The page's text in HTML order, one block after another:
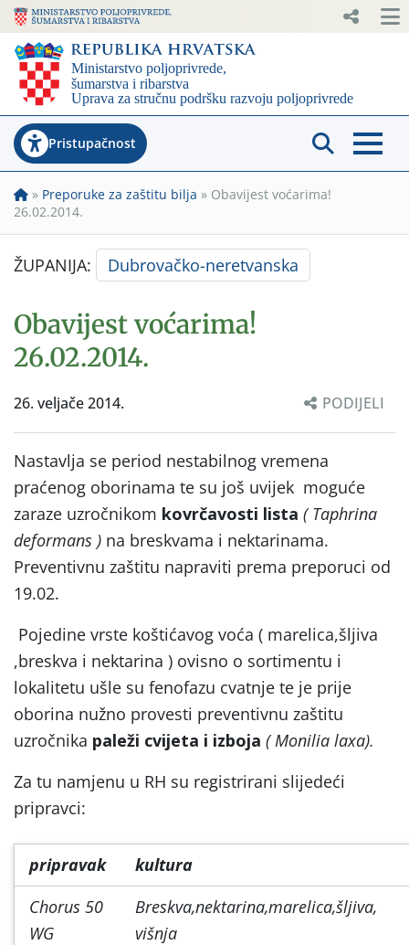
Pristupačnost
» Preporuke za zaštitu bilja » Obavijest voćarima!
26.02.2014.
ŽUPANIJA: Dubrovačko-neretvanska
Obavijest voćarima!
26.02.2014.
26. veljače 2014. PODIJELI
Nastavlja se period nestabilnog vremena
praćenog oborinama te su još uvijek moguće
zaraze uzročnikom kovrčavosti lista ( Taphrina
deformans ) na breskvama i nektarinama.
Preventivnu zaštitu napraviti prema preporuci od
19.02.
Pojedine vrste koštićavog voća ( marelica,šljiva
,breskva i nektarina ) ovisno o sortimentu i
lokalitetu ušle su fenofazu cvatnje te je prije
oborina nužno provesti preventivnu zaštitu
uzročnika paleži cvijeta i izboja ( Monilia laxa).
Za tu namjenu u RH su registrirani slijedeći
pripravci:
pripravak
kultura
Chorus 50
WG
Breskva,nektarina,marelica,šljiva,
višnja